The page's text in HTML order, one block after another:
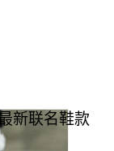
新联名鞋款